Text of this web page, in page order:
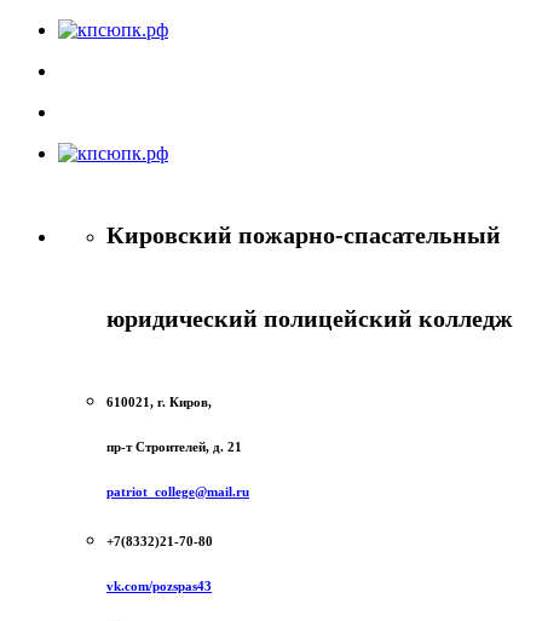
Кировский пожарно-спасательный
юридический полицейский колледж
610021, г. Киров,
пр-т Строителей, д. 21
patriot_college@mail.ru
+7(8332)21-70-80
vk.com/pozspas43